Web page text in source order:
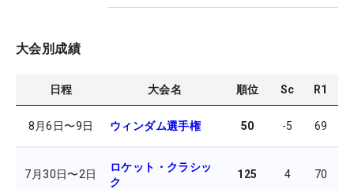
大会別成績
日程 大会名 順位 Sc R1
8月6日〜9日 ウィンダム選手権 50 -5 69
7月30日〜2日
ロケット・クラシッ
ク
125 4 70